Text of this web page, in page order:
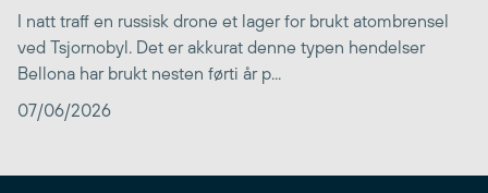
I natt traff en russisk drone et lager for brukt atombrensel
ved Tsjornobyl. Det er akkurat denne typen hendelser
Bellona har brukt nesten førti år p...
07/06/2026